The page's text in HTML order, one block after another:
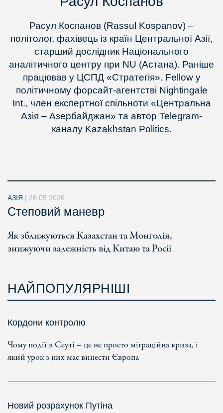
Расул Коспанов (Rassul Kospanov) –
політолог, фахівець із країн Центральної Азії,
старший дослідник Національного
аналітичного центру при NU (Астана). Раніше
працював у ЦСПД «Стратегія». Fellow у
політичному форсайт-агентстві Nightingale
Int., член експертної спільноти «Центральна
Азія – Азербайджан» та автор Telegram-
каналу Kazakhstan Politics.
АЗІЯ | 28.05.2026
Степовий маневр
Як зближуються Казахстан та Монголія,
знижуючи залежність від Китаю та Росії
НАЙПОПУЛЯРНІШІ
Кордони контролю
Чому події в Сеуті – це не просто міграційна криза, і
який урок з них має винести Європа
Новий розрахунок Путіна